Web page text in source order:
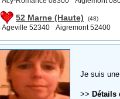
52 Marne (Haute) (48)
Ageville 52340 Aigremont 52400
Je suis
>> Détails